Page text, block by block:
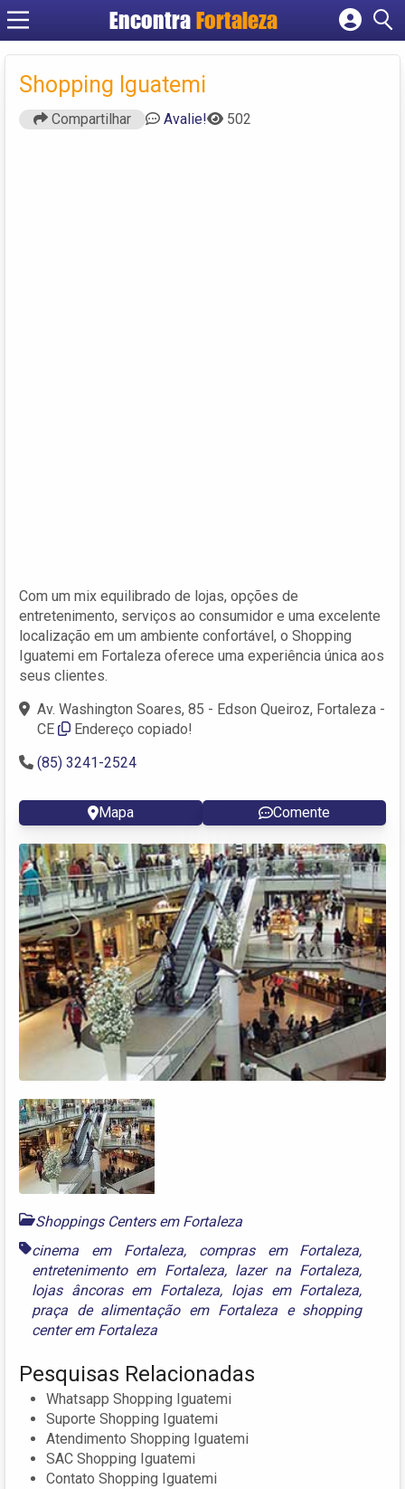
EncontraFortaleza
Cadastrar empresa
Criar conta
Shopping Iguatemi
Compartilhar Avalie! 502
Com um mix equilibrado de lojas, opções de
entretenimento, serviços ao consumidor e uma excelente
localização em um ambiente confortável, o Shopping
Iguatemi em Fortaleza oferece uma experiência única aos
seus clientes.
Av. Washington Soares, 85 - Edson Queiroz, Fortaleza -
CE
Endereço copiado!
(85) 3241-2524
Mapa Comente
Shoppings Centers em Fortaleza
cinema em Fortaleza, compras em Fortaleza,
entretenimento em Fortaleza, lazer na Fortaleza,
lojas âncoras em Fortaleza, lojas em Fortaleza,
praça de alimentação em Fortalezae shopping
center em Fortaleza
Pesquisas Relacionadas
Whatsapp Shopping Iguatemi
Suporte Shopping Iguatemi
Atendimento Shopping Iguatemi
SAC Shopping Iguatemi
Contato Shopping Iguatemi